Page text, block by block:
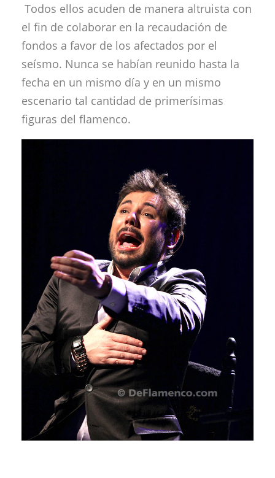
Todos ellos acuden de manera altruista con
el fin de colaborar en la recaudación de
fondos a favor de los afectados por el
seísmo. Nunca se habían reunido hasta la
fecha en un mismo día y en un mismo
escenario tal cantidad de primerísimas
figuras del flamenco.